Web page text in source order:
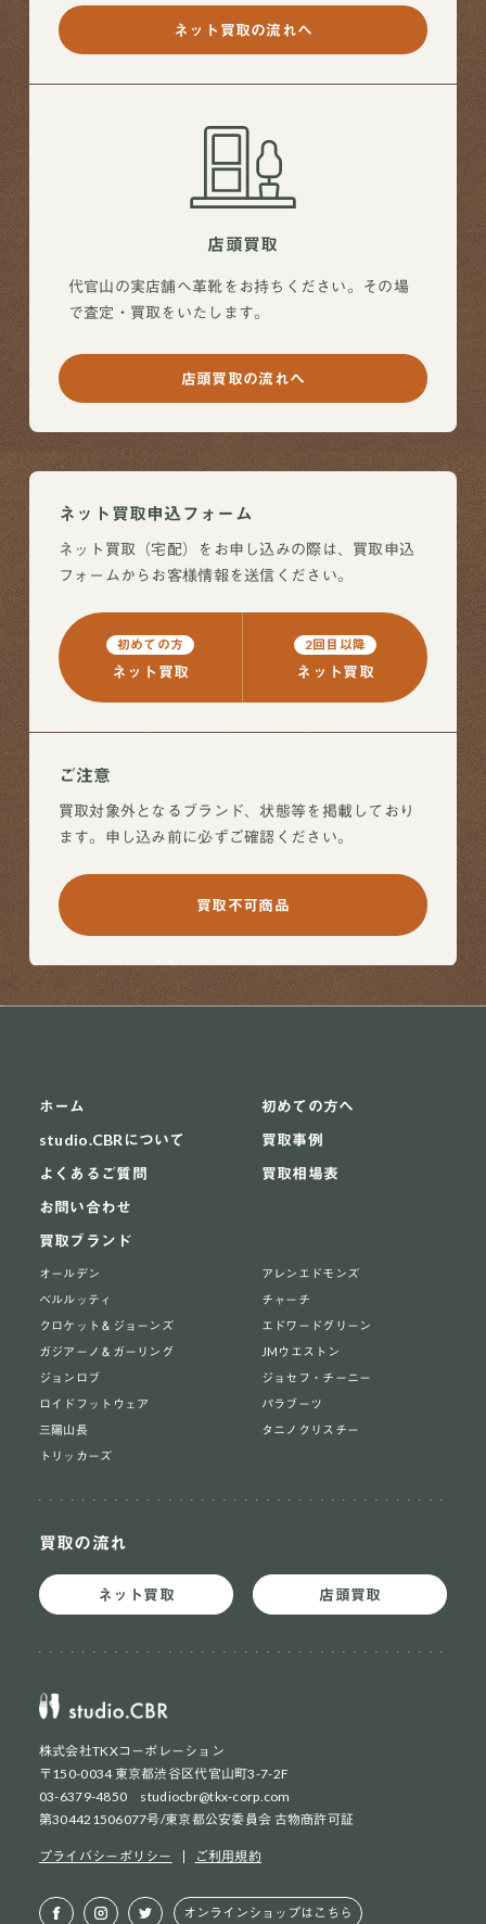
ネット買取 初めての方
ネット買取の流れへ
店頭買取
代官山の実店舗へ革靴をお持ちください。その場
で査定・買取をいたします。
店頭買取の流れへ
ネット買取申込フォーム
ネット買取（宅配）をお申し込みの際は、買取申込
フォームからお客様情報を送信ください。
初めての方
ネット買取
2回目以降
ネット買取
ご注意
買取対象外となるブランド、状態等を掲載しており
ます。申し込み前に必ずご確認ください。
買取不可商品
ホーム
studio.CBRについて
よくあるご質問
お問い合わせ
初めての方へ
買取事例
買取相場表
買取ブランド
オールデン
アレンエドモンズ
ベルルッティ
チャーチ
クロケット＆ジョーンズ
エドワードグリーン
ガジアーノ＆ガーリング
JMウエストン
ジョンロブ
ジョセフ・チーニー
ロイドフットウェア
パラブーツ
三陽山長
タニノクリスチー
トリッカーズ
株式会社TKXコーポレーション
〒150-0034 東京都渋谷区代官山町3-7-2F
03-6379-4850 studiocbr@tkx-corp.com
第304421506077号/東京都公安委員会 古物商許可証
プライバシーポリシー ご利用規約
オンラインショップはこちら
買取の流れ
ネット買取 店頭買取